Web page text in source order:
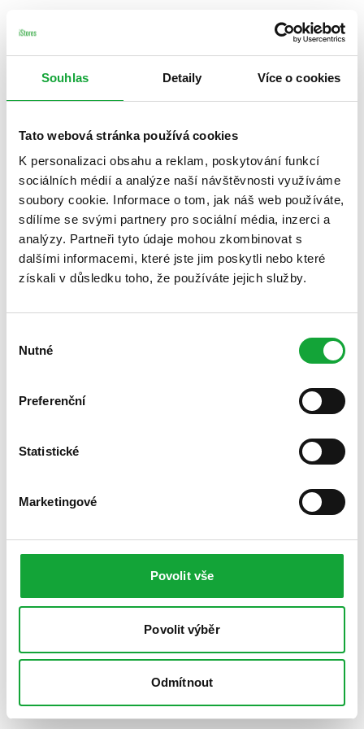
Souhlas Detaily Více o cookies
Tato webová stránka používá cookies
K personalizaci obsahu a reklam, poskytování funkcí
sociálních médií a analýze naší návštěvnosti využíváme
soubory cookie. Informace o tom, jak náš web používáte,
sdílíme se svými partnery pro sociální média, inzerci a
analýzy. Partneři tyto údaje mohou zkombinovat s
dalšími informacemi, které jste jim poskytli nebo které
získali v důsledku toho, že používáte jejich služby.
souhlasu
Nutné
Preferenční
Statistické
Marketingové
Povolit vše
Povolit výběr
Odmítnout